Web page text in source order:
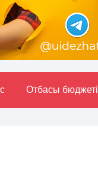
Отбасы бюджетi